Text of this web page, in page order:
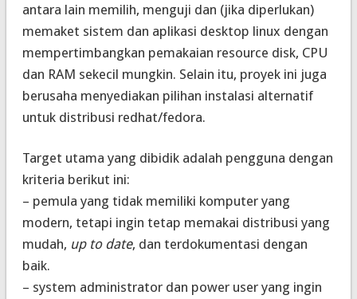
antara lain memilih, menguji dan (jika diperlukan)
memaket sistem dan aplikasi desktop linux dengan
mempertimbangkan pemakaian resource disk, CPU
dan RAM sekecil mungkin. Selain itu, proyek ini juga
berusaha menyediakan pilihan instalasi alternatif
untuk distribusi redhat/fedora.
Target utama yang dibidik adalah pengguna dengan
kriteria berikut ini:
– pemula yang tidak memiliki komputer yang
modern, tetapi ingin tetap memakai distribusi yang
mudah, up to date, dan terdokumentasi dengan
baik.
– system administrator dan power user yang ingin